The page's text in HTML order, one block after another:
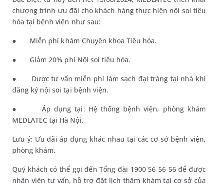
chương trình ưu đãi cho khách hàng thực hiện nội soi tiêu
hóa tại bệnh viện như sau:
● Miễn phí khám Chuyên khoa Tiêu hóa.
● Giảm20% phí Nội soi tiêu hóa.
●
Được tư vấn miễn phí làm sạch đại tràng tại nhà khi
đăng ký nội soi tại bệnh viện.
●
Áp dụng tại: Hệ thống bệnh viện, phòng khám
MEDLATEC tại Hà Nội.
Lưu ý: Ưu đãi áp dụng khác nhau tại các cơ sở bệnh viện,
phòng khám.
Quý khách có thể gọi đến Tổng đài 1900 56 56 56 để được
nhân viên tư vấn, hỗ trợđặt lịch thăm khám tại cơ sở của